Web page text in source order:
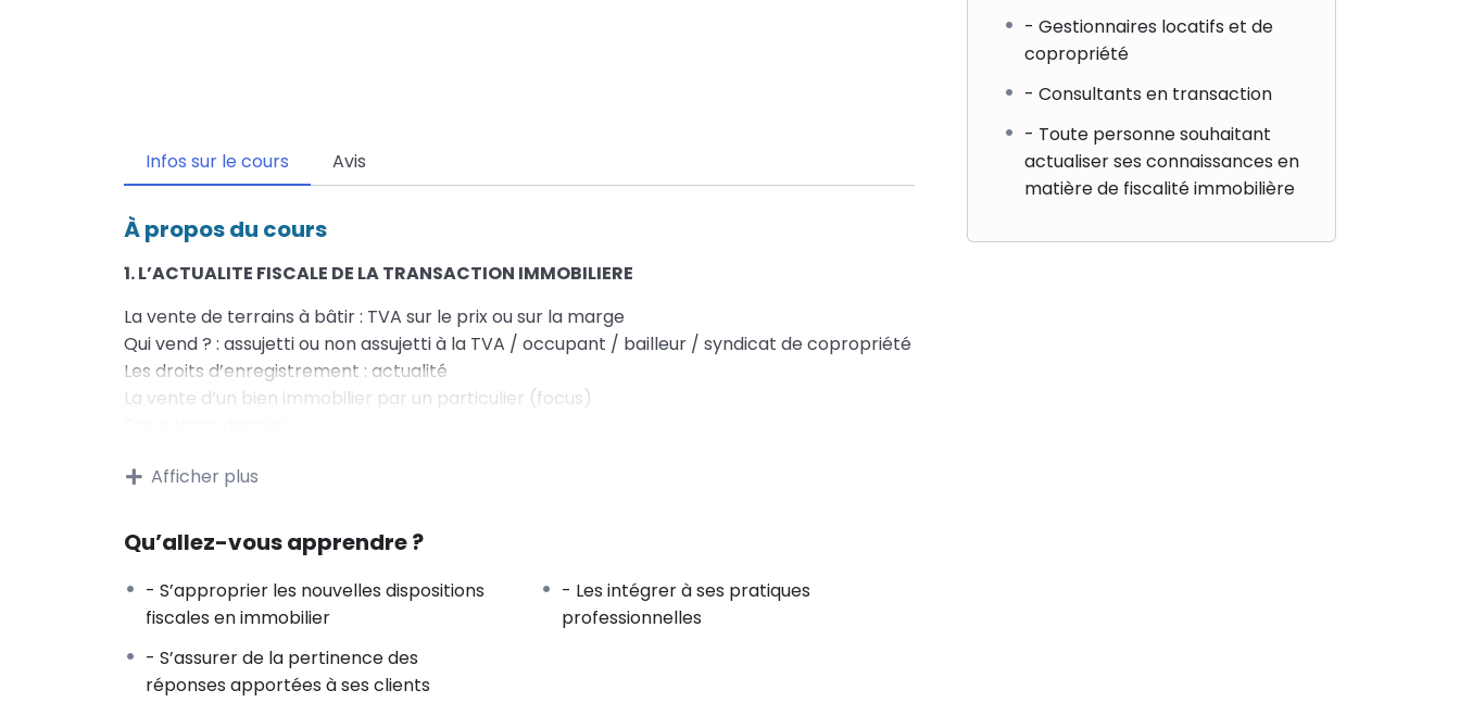
Infos sur le cours Avis
À propos du cours
1. L’ACTUALITE FISCALE DE LA TRANSACTION IMMOBILIERE
La vente de terrains à bâtir : TVA sur le prix ou sur la marge
Qui vend ? : assujetti ou non assujetti à la TVA / occupant / bailleur / syndicat de copropriété
Les droits d’enregistrement : actualité
La vente d’un bien immobilier par un particulier (focus)
2. L’ACTUALITE FISCALE DE LA LOCATION IMMOBILIERE
Le champ d’application de la mesure
Les amortissements praticables (base, taux, plafond)
Simulation
L’imputation du déficit foncier doublée
Le rappel du principe du déficit foncier
Afficher plus
Qu’allez-vous apprendre ?
- S’approprier les nouvelles dispositions
fiscales en immobilier
- Les intégrer à ses pratiques
professionnelles
- S’assurer de la pertinence des
réponses apportées à ses clients
- Gestionnaires locatifs et de
copropriété
- Consultants en transaction
- Toute personne souhaitant
actualiser ses connaissances en
matière de fiscalité immobilière